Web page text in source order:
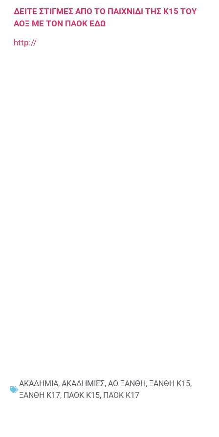
ΔΕΙΤΕ ΣΤΙΓΜΕΣ ΑΠΟ ΤΟ ΠΑΙΧΝΙΔΙ ΤΗΣ Κ15 ΤΟΥ
ΑΟΞ ΜΕ ΤΟΝ ΠΑΟΚ ΕΔΩ
http://
ΑΚΑΔΗΜΙΑ, ΑΚΑΔΗΜΙΕΣ, ΑΟ ΞΑΝΘΗ, ΞΑΝΘΗ Κ15,
ΞΑΝΘΗ Κ17, ΠΑΟΚ Κ15, ΠΑΟΚ Κ17